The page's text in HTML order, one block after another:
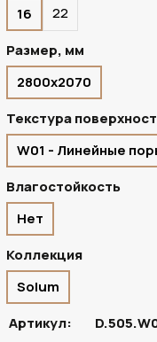
В НАЛИЧИИ
16
22
Размер, мм
2800х2070
Текстура
W01 - Линейные
Влагостойкость
Нет
Коллекция
Solum
Артикул: